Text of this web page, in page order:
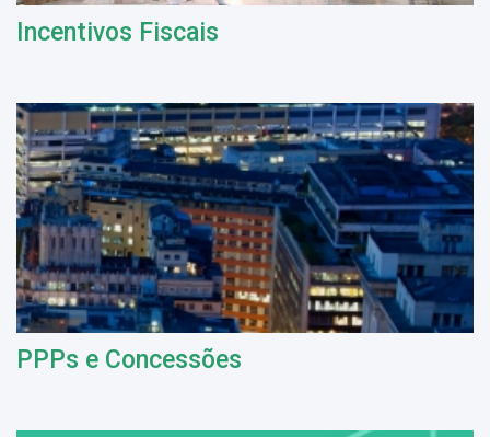
Incentivos Fiscais
PPPs e Concessões